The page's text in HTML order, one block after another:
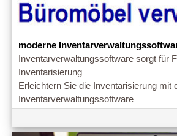
moderne
Inventarverwaltungssoftware sorgt für
Inventarisierung
Erleichtern Sie die Inventarisierung mit
Inventarverwaltungssoftware